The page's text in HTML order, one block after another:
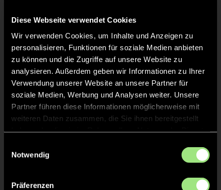
Diese Webseite verwendet Cookies
Wir verwenden Cookies, um Inhalte und Anzeigen zu
personalisieren, Funktionen für soziale Medien anbieten
zu können und die Zugriffe auf unsere Website zu
analysieren. Außerdem geben wir Informationen zu Ihrer
Verwendung unserer Website an unsere Partner für
soziale Medien, Werbung und Analysen weiter. Unsere
Partner führen diese Informationen möglicherweise mit
weiteren Daten zusammen, die Sie ihnen bereitgestellt
Notwendig
Präferenzen
Eric
P.
Keegan
Connor
Staff